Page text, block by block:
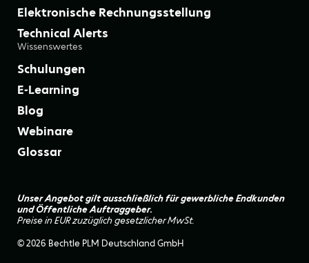
Elektronische Rechnungsstellung
Technical Alerts
Wissenswertes
Schulungen
E-Learning
Blog
Webinare
Glossar
Unser Angebot gilt ausschließlich für gewerbliche Endkunden
und Öffentliche Auftraggeber.
Preise in EUR zuzüglich gesetzlicher MwSt.
© 2026 Bechtle PLM Deutschland GmbH